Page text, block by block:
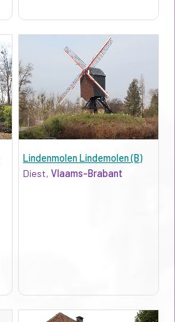
Lindenmolen Lindemolen (B)
Diest,Vlaams-Brabant